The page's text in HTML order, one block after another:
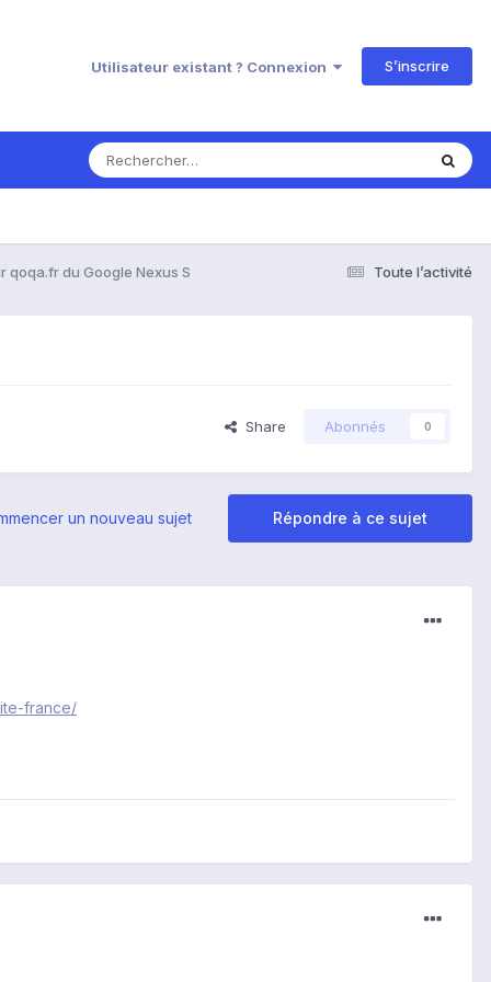
Utilisateur existant ? Connexion S’inscrire
Toute l’activité
qoqa.fr du Google Nexus S
Share Abonnés 0
Répondre à ce sujet
un nouveau sujet
france/